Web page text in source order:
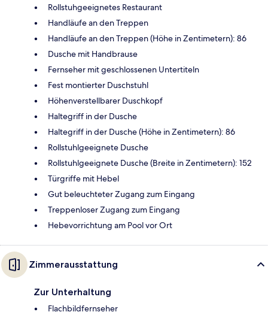
Rollstuhgeeignetes Restaurant
Handläufe an den Treppen
Handläufe an den Treppen (Höhe in Zentimetern): 86
Dusche mit Handbrause
Fernseher mit geschlossenen Untertiteln
Fest montierter Duschstuhl
Höhenverstellbarer Duschkopf
Haltegriff in der Dusche
Haltegriff in der Dusche (Höhe in Zentimetern): 86
Rollstuhlgeeignete Dusche
Rollstuhlgeeignete Dusche (Breite in Zentimetern): 152
Türgriffe mit Hebel
Gut beleuchteter Zugang zum Eingang
Treppenloser Zugang zum Eingang
Hebevorrichtung am Pool vor Ort
Zimmerausstattung
Zur Unterhaltung
Flachbildfernseher